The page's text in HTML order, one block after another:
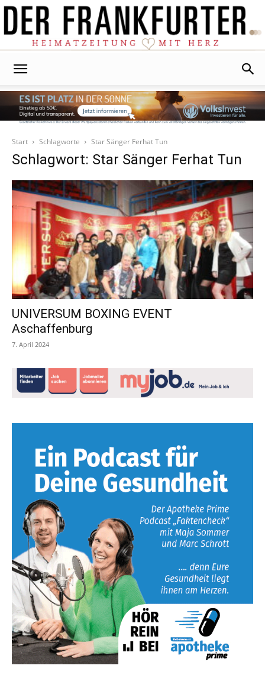
Start
Schlagworte Star Sänger Ferhat Tun
Schlagwort: Star Sänger Ferhat Tun
UNIVERSUM BOXING EVENT
Aschaffenburg
7. April 2024